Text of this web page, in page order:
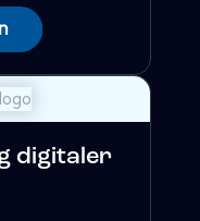
digitaler